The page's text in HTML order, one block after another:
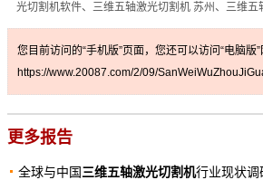
光切割机软件、三维五轴激光切割机 苏州、三维五
您目前访问的“手机版”页面，您还可以访问“电脑版”
https://www.20087.com/2/09/
更多报告
全球与中国三维五轴激光切割机行业现状